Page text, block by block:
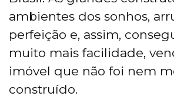
ambientes dos sonhos,
perfeição e, assim,
muito mais facilidade,
imóvel que não foi nem
construído.